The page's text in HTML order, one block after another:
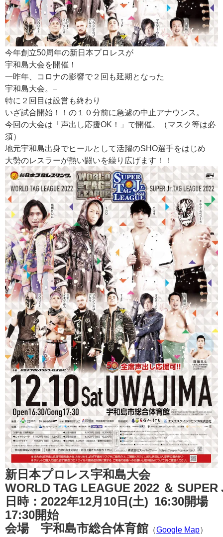
今年創立50周年の新日本プロレスが
宇和島大会を開催！
一昨年、コロナの影響で２回も延期となった
宇和島大会。–
特に２回目は設営も終わり
いざ試合開始！！の１０分前に急遽の中止アナウンス。
今回の大会は「声出し応援OK！」で開催。（マスク等は必
須）
地元宇和島出身でヒールとして活躍のSHO選手をはじめ
大勢のレスラーが熱い闘いを繰り広げます！！
新日本プロレス宇和島大会
WORLD TAG LEAGUE 2022 ＆
日時：2022年12月10日(土) 16:30開場
17:30開始
会場 宇和島市総合体育館 （Google Map）